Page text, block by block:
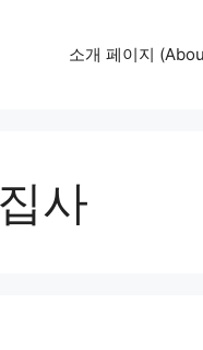
소개 페이지
사